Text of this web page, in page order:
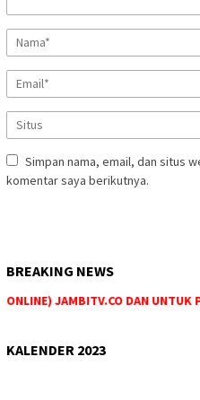
Simpan nama, email, dan situs
komentar saya berikutnya.
BREAKING NEWS
JAMBITV.CO DAN UNTUK
KALENDER 2023